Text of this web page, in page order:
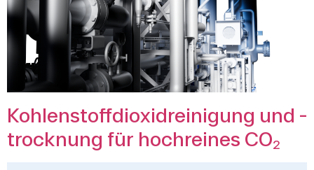
Kohlenstoffdioxidreinigung und -
trocknung für hochreines CO₂